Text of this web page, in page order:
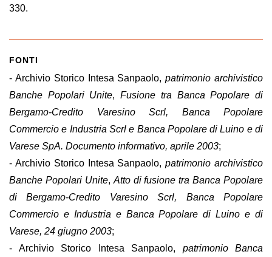
330.
FONTI
- Archivio Storico Intesa Sanpaolo,patrimonio archivistico
Banche Popolari Unite,Fusione tra Banca Popolare di
Bergamo-Credito Varesino Scrl, Banca Popolare
Commercio e Industria Scrl e Banca Popolare di Luino e di
Varese SpA. Documento informativo, aprile 2003;
- Archivio Storico Intesa Sanpaolo,patrimonio archivistico
Banche Popolari Unite, Atto di fusione tra Banca Popolare
di Bergamo-Credito Varesino Scrl, Banca Popolare
Commercio e Industria e Banca Popolare di Luino e di
Varese, 24 giugno 2003;
- Archivio Storico Intesa Sanpaolo, patrimonio Banca